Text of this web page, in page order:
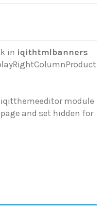
in iqithtmlbanners
iqitthemeeditor module
and set hidden for